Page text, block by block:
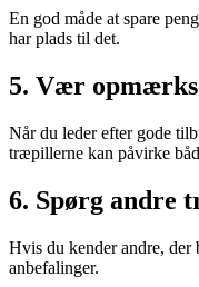
En god måde at spare
har plads til det.
5. Vær
Når du leder efter gode
træpillerne kan påvirke
6. Spørg andre
Hvis du kender andre,
anbefalinger.